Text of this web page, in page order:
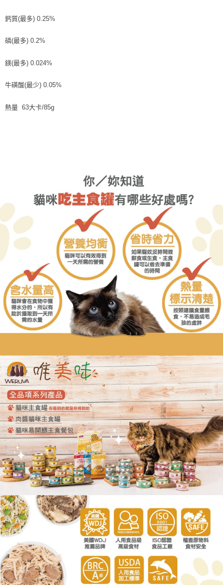
鈣質(最多) 0.25%
磷(最多) 0.2%
鎂(最多) 0.024%
牛磺酸(最少) 0.05%
熱量 63大卡/85g